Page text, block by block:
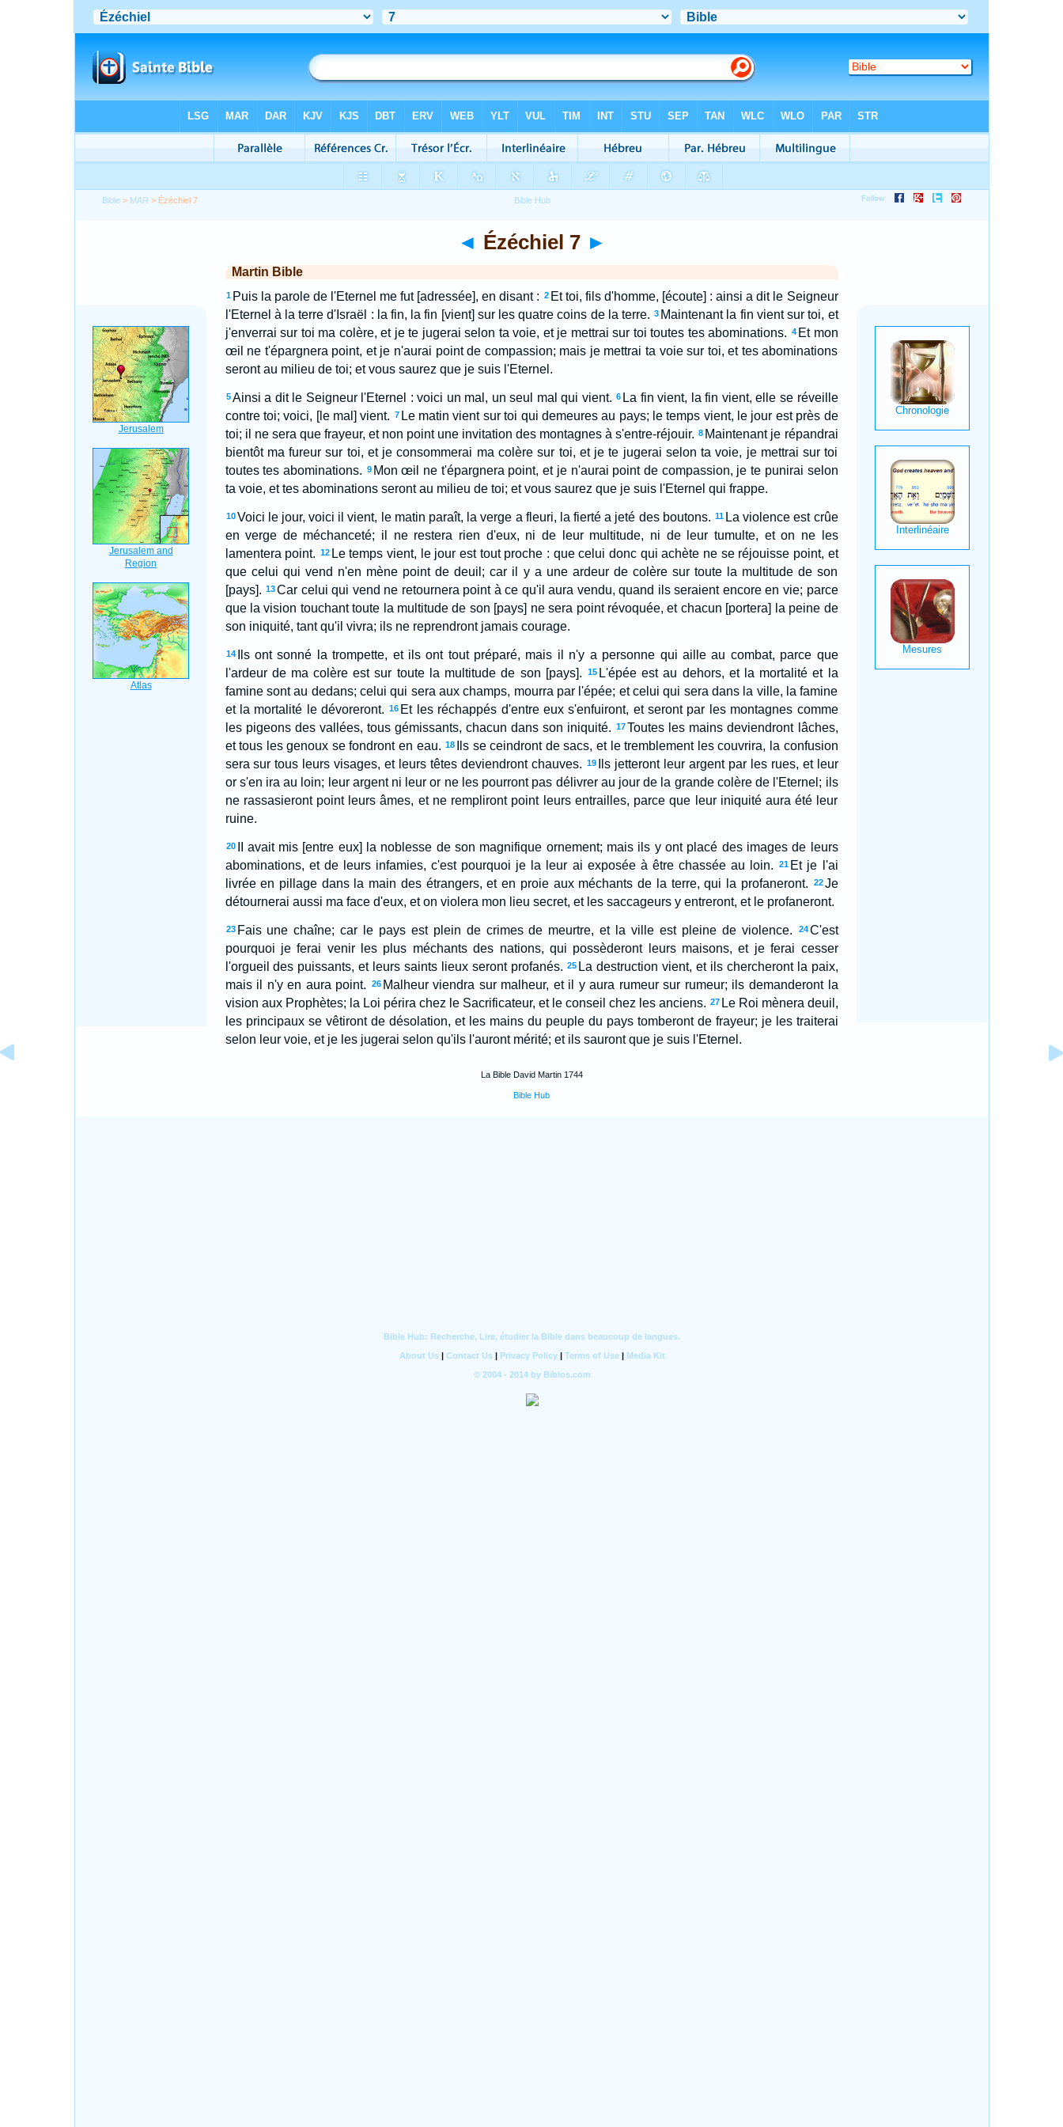
Bible > MAR > Ézéchiel 7
◄ Ézéchiel 7 ►
Martin Bible
1 Puis la parole de l'Eternel me fut [adressée], en disant : 2 Et toi, fils d'homme, [écoute] : ainsi a dit le Seigneur
l'Eternel à la terre d'Israël : la fin, la fin [vient] sur les quatre coins de la terre. 3 Maintenant la fin vient sur toi, et
j'enverrai sur toi ma colère, et je te jugerai selon ta voie, et je mettrai sur toi toutes tes abominations. 4 Et mon
œil ne t'épargnera point, et je n'aurai point de compassion; mais je mettrai ta voie sur toi, et tes abominations
seront au milieu de toi; et vous saurez que je suis l'Eternel.
5 Ainsi a dit le Seigneur l'Eternel : voici un mal, un seul mal qui vient. 6 La fin vient, la fin vient, elle se réveille
contre toi; voici, [le mal] vient. 7 Le matin vient sur toi qui demeures au pays; le temps vient, le jour est près de
toi; il ne sera que frayeur, et non point une invitation des montagnes à s'entre-réjouir. 8 Maintenant je répandrai
bientôt ma fureur sur toi, et je consommerai ma colère sur toi, et je te jugerai selon ta voie, je mettrai sur toi
toutes tes abominations. 9 Mon œil ne t'épargnera point, et je n'aurai point de compassion, je te punirai selon
ta voie, et tes abominations seront au milieu de toi; et vous saurez que je suis l'Eternel qui frappe.
10 Voici le jour, voici il vient, le matin paraît, la verge a fleuri, la fierté a jeté des boutons. 11 La violence est crûe
en verge de méchanceté; il ne restera rien d'eux, ni de leur multitude, ni de leur tumulte, et on ne les
lamentera point. 12 Le temps vient, le jour est tout proche : que celui donc qui achète ne se réjouisse point, et
que celui qui vend n'en mène point de deuil; car il y a une ardeur de colère sur toute la multitude de son
[pays]. 13Car celui qui vend ne retournera point à ce qu'il aura vendu, quand ils seraient encore en vie; parce
que la vision touchant toute la multitude de son [pays] ne sera point révoquée, et chacun [portera] la peine de
son iniquité, tant qu'il vivra; ils ne reprendront jamais courage.
14
Ils ont sonné la trompette, et ils ont tout préparé, mais il n'y a personne qui aille au combat, parce que
l'ardeur de ma colère est sur toute la multitude de son [pays].
15 L'épée est au dehors, et la mortalité et la
famine sont au dedans; celui qui sera aux champs, mourra par l'épée; et celui qui sera dans la ville, la famine
et la mortalité le dévoreront.
16 Et les réchappés d'entre eux s'enfuiront, et seront par les montagnes comme
les pigeons des vallées, tous gémissants, chacun dans son iniquité.
17Toutes les mains deviendront lâches,
et tous les genoux se fondront en eau. 18
Ils se ceindront de sacs, et le tremblement les couvrira, la confusion
sera sur tous leurs visages, et leurs têtes deviendront chauves. 19
Ils jetteront leur argent par les rues, et leur
or s'en ira au loin; leur argent ni leur or ne les pourront pas délivrer au jour de la grande colère de l'Eternel; ils
ne rassasieront point leurs âmes, et ne rempliront point leurs entrailles, parce que leur iniquité aura été leur
ruine.
20
II avait mis [entre eux] la noblesse de son magnifique ornement; mais ils y ont placé des images de leurs
abominations, et de leurs infamies, c'est pourquoi je la leur ai exposée à être chassée au loin.
21 Et je l'ai
livrée en pillage dans la main des étrangers, et en proie aux méchants de la terre, qui la profaneront.
22 Je
détournerai aussi ma face d'eux, et on violera mon lieu secret, et les saccageurs y entreront, et le profaneront.
23 Fais une chaîne; car le pays est plein de crimes de meurtre, et la ville est pleine de violence. 24 C'est
pourquoi je ferai venir les plus méchants des nations, qui possèderont leurs maisons, et je ferai cesser
l'orgueil des puissants, et leurs saints lieux seront profanés. 25 La destruction vient, et ils chercheront la paix,
mais il n'y en aura point.
26 Malheur viendra sur malheur, et il y aura rumeur sur rumeur; ils demanderont la
vision aux Prophètes; la Loi périra chez le Sacrificateur, et le conseil chez les anciens. 27 Le Roi mènera deuil,
les principaux se vêtiront de désolation, et les mains du peuple du pays tomberont de frayeur; je les traiterai
selon leur voie, et je les jugerai selon qu'ils l'auront mérité; et ils sauront que je suis l'Eternel.
La Bible David Martin 1744
Bible Hub